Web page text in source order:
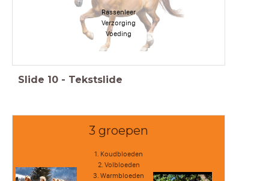
Rassenleer
Verzorging
Voeding
Slide 10 - Tekstslide
3 groepen
1. Koudbloeden
2. Volbloeden
3. Warmbloeden